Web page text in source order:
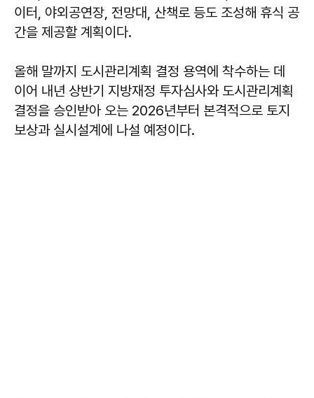
이터, 야외공연장, 전망대, 산책로 등도 조성해 휴식 공
간을 제공할 계획이다.
올해 말까지 도시관리계획 결정 용역에 착수하는 데
이어 내년 상반기 지방재정 투자심사와 도시관리계획
결정을 승인받아 오는 2026년부터 본격적으로 토지
보상과 실시설계에 나설 예정이다.